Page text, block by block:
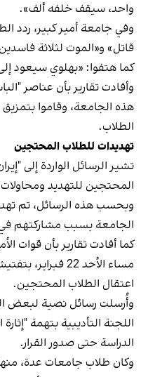
واحد، سيقف خلفه ألف».
وفي جامعة أمير كبير، ردد
قاتل» و«الموت لثلاثة
كما هتفوا: «بهلوي سيعود
وأفادت تقارير بأن عناصر
هذه الجامعة، وقاموا
الطلاب.
تهديدات للطلاب المحتجين
تشير الرسائل الواردة إلى
المحتجين للتهديد
وبحسب هذه الرسائل، تم
الجامعة بسبب مشاركتهم
كما أفادت تقارير بأن
مساء الأحد 22
اعتقال الطلاب المحتجين.
وأُرسلت رسائل نصية لبعض
اللجنة التأديبية بتهمة
الدراسة حتى صدور القرار.
وكان طلاب جامعات عدة،